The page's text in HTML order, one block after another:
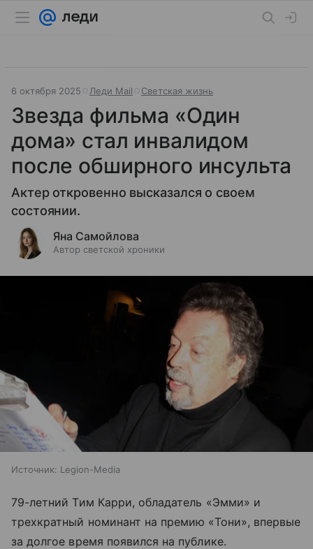
6 октября 2025 Леди Mail Светская жизнь
Звезда фильма «Один
дома» стал инвалидом
после обширного инсульта
Актер откровенно высказался о своем
состоянии.
Яна Самойлова
Автор светской хроники
Источник: Legion-Media
79-летний Тим Карри, обладатель «Эмми» и
трехкратный номинант на премию «Тони», впервые
за долгое время появился на публике.